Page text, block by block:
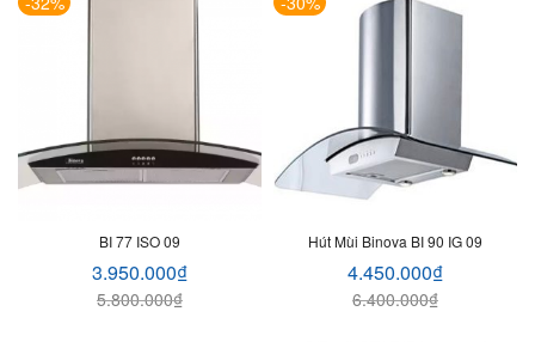
BI 77 ISO 09
5.800.000₫
3.950.000₫
Hút Mùi Binova BI 90 IG 09
6.400.000₫
4.450.000₫